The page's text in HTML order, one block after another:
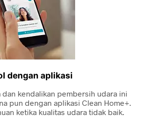
dengan aplikasi
dan kendalikan pembersih udara ini
pun dengan aplikasi Clean Home+.
ketika kualitas udara tidak baik.